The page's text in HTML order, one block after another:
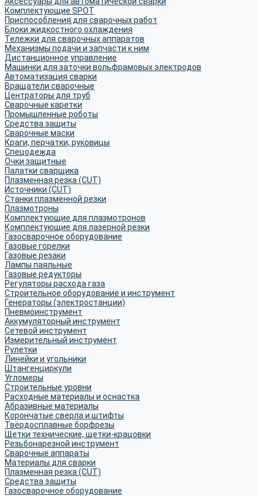
Комплектующие SPOT
Приспособления для сварочных работ
Блоки жидкостного охлаждения
Тележки для сварочных аппаратов
Механизмы подачи и запчасти к ним
Дистанционное управление
Машинки для заточки вольфрамовых электродов
Автоматизация сварки
Вращатели сварочные
Центраторы для труб
Сварочные каретки
Промышленные роботы
Средства защиты
Сварочные маски
Краги, перчатки, руковицы
Спецодежда
Очки защитные
Палатки сварщика
Плазменная резка (CUT)
Источники (CUT)
Станки плазменной резки
Плазмотроны
Комплектующие для плазмотронов
Комплектующие для лазерной резки
Газосварочное оборудование
Газовые горелки
Газовые резаки
Лампы паяльные
Газовые редукторы
Регуляторы расхода газа
Строительное оборудование и инструмент
Генераторы (электростанции)
Пневмоинструмент
Аккумуляторный инструмент
Сетевой инструмент
Измерительный инструмент
Рулетки
Линейки и угольники
Штангенциркули
Угломеры
Строительные уровни
Расходные материалы и оснастка
Абразивные материалы
Корончатые сверла и штифты
Твёрдосплавные борфрезы
Щетки технические, щетки-крацовки
Резьбонарезной инструмент
Сварочные аппараты
Материалы для сварки
Плазменная резка (CUT)
Средства защиты
Газосварочное оборудование